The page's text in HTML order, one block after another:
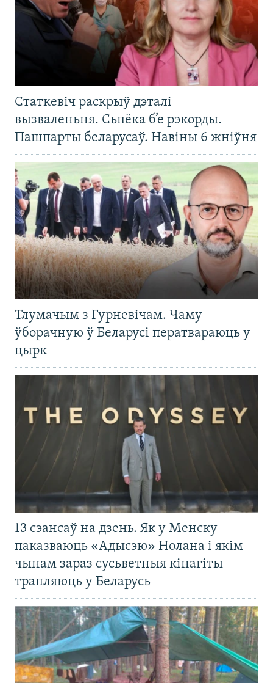
Статкевіч раскрыў дэталі
вызваленьня. Сьпёка б’е рэкорды.
Пашпарты беларусаў. Навіны 6 жніўня
Тлумачым з Гурневічам. Чаму
ўборачную ў Беларусі ператвараюць у
цырк
13 сэансаў на дзень. Як у Менску
паказваюць «Адысэю» Нолана і якім
чынам зараз сусьветныя кінагіты
трапляюць у Беларусь